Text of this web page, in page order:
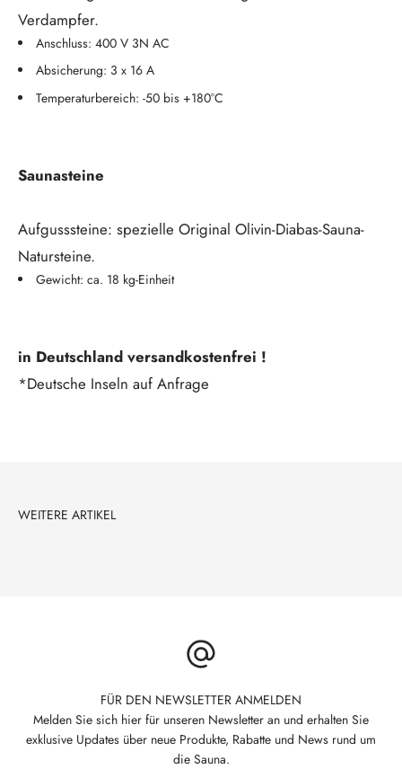
Verdampfer.
Anschluss: 400 V 3N AC
Absicherung: 3 x 16 A
Temperaturbereich: -50 bis +180°C
Saunasteine
Aufgusssteine: spezielle Original Olivin-Diabas-Sauna-
Natursteine.
Gewicht: ca. 18 kg-Einheit
in Deutschland versandkostenfrei !
*Deutsche Inseln auf Anfrage
FÜR DEN NEWSLETTER ANMELDEN
Melden Sie sich hier für unseren Newsletter an und erhalten Sie
exklusive Updates über neue Produkte, Rabatte und News rund um
die Sauna.